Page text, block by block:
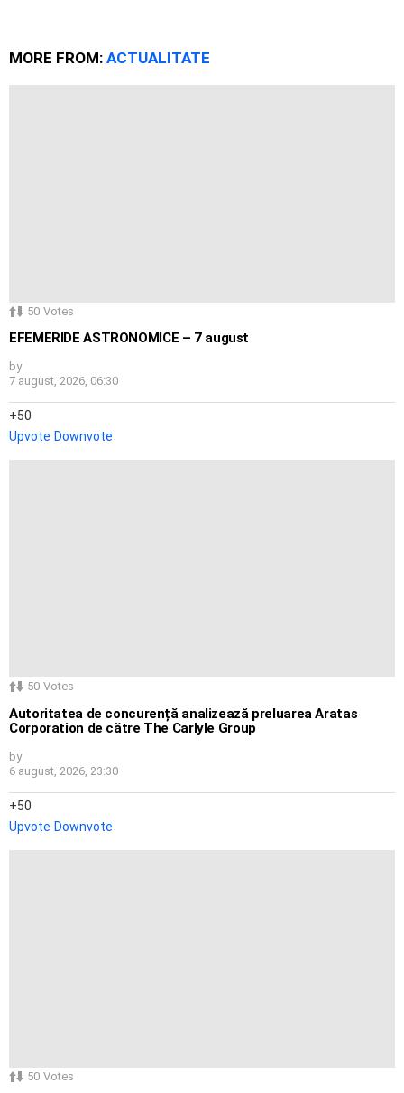
MORE FROM: ACTUALITATE
50 Votes
EFEMERIDE ASTRONOMICE – 7 august
by
7 august, 2026, 06:30
50
Upvote Downvote
50 Votes
Autoritatea de concurență analizează preluarea Aratas
Corporation de către The Carlyle Group
by
6 august, 2026, 23:30
50
Upvote Downvote
50 Votes